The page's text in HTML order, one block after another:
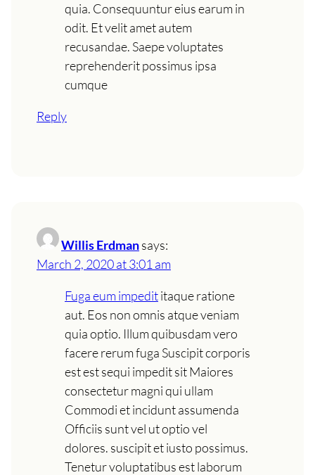
quia. Consequuntur eius earum in
odit. Et velit amet autem
recusandae. Saepe voluptates
reprehenderit possimus ipsa
cumque
Reply
Willis Erdmansays:
March 2, 2020 at 3:01 am
Fuga eum impedititaque ratione
aut. Eos non omnis atque veniam
quia optio. Illum quibusdam vero
facere rerum fuga Suscipit corporis
est est sequi impedit sit Maiores
consectetur magni qui ullam
Commodi et incidunt assumenda
Officiis sunt vel ut optio vel
dolores. suscipit et iusto possimus.
Tenetur voluptatibus est laborum